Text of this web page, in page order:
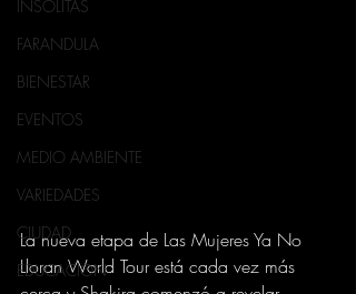
INSÓLITAS
FARANDULA
BIENESTAR
EVENTOS
MEDIO AMBIENTE
VARIEDADES
CIUDAD
EDUCACION
La nueva etapa de Las Mujeres Ya No
Lloran World Tour está cada vez más